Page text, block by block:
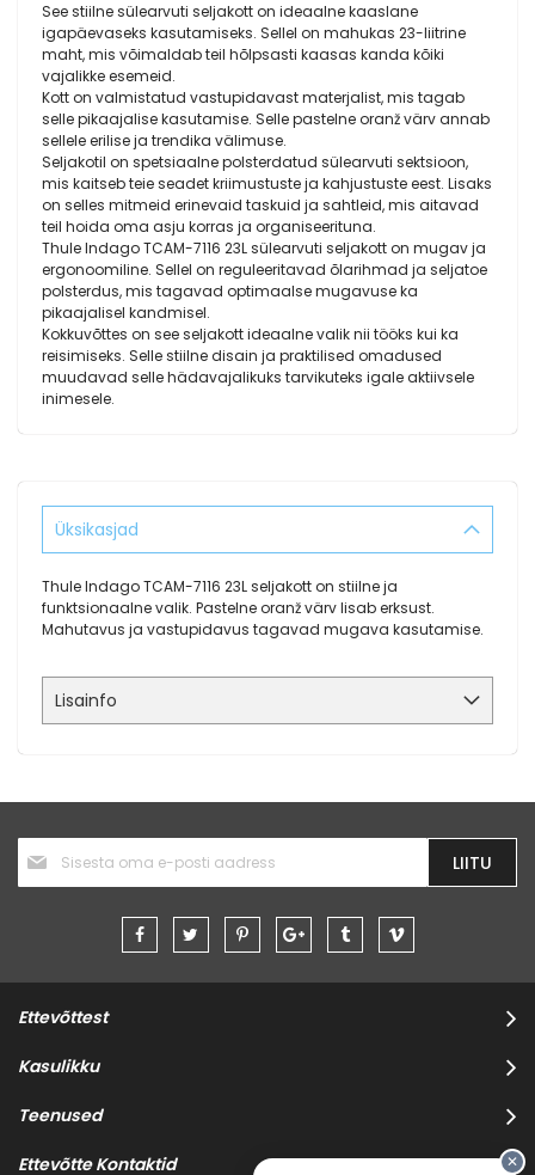
See stiilne sülearvuti seljakott on ideaalne kaaslane
igapäevaseks kasutamiseks. Sellel on mahukas 23-liitrine
maht, mis võimaldab teil hõlpsasti kaasas kanda kõiki
vajalikke esemeid.
Kott on valmistatud vastupidavast materjalist, mis tagab
selle pikaajalise kasutamise. Selle pastelne oranž värv annab
sellele erilise ja trendika välimuse.
Seljakotil on spetsiaalne polsterdatud sülearvuti sektsioon,
mis kaitseb teie seadet kriimustuste ja kahjustuste eest. Lisaks
on selles mitmeid erinevaid taskuid ja sahtleid, mis aitavad
teil hoida oma asju korras ja organiseerituna.
Thule Indago TCAM-7116 23L sülearvuti seljakott on mugav ja
ergonoomiline. Sellel on reguleeritavad õlarihmad ja seljatoe
polsterdus, mis tagavad optimaalse mugavuse ka
pikaajalisel kandmisel.
Kokkuvõttes on see seljakott ideaalne valik nii tööks kui ka
reisimiseks. Selle stiilne disain ja praktilised omadused
muudavad selle hädavajalikuks tarvikuteks igale aktiivsele
inimesele.
Üksikasjad
Thule Indago TCAM-7116 23L seljakott on stiilne ja
funktsionaalne valik. Pastelne oranž värv lisab erksust.
Mahutavus ja vastupidavus tagavad mugava kasutamise.
Lisainfo
uudiskirjaga:
LIITU
Ettevõttest
Kasulikku
Teenused
Ettevõtte Kontaktid ✕